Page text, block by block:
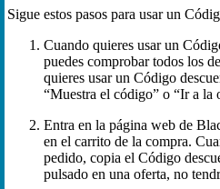
Sigue estos pasos para usar un
Cuando quieres usar un
puedes comprobar todos los
quieres usar un Código
“Muestra el código” o “Ir a la
Entra en la página web de
en el carrito de la compra.
pedido, copia el Código
pulsado en una oferta, no